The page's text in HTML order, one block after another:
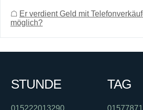
☖ Er verdient Geld mit
möglich?
STUNDE
015222013290
TAG